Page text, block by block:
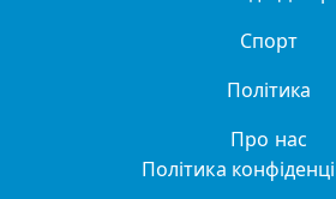
Спорт
Політика
Про нас
Політика